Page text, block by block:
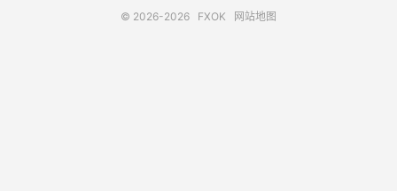
© 2026-2026 FXOK 网站地图